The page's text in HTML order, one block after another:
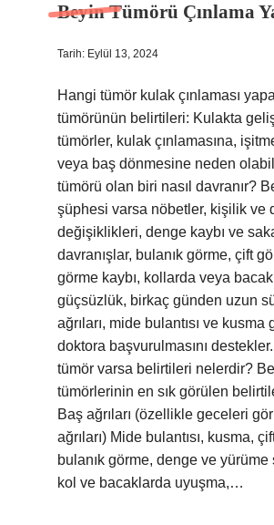
Beyin Tümörü Çınlama
Tarih: Eylül 13, 2024
Hangi tümör kulak çınlaması
tümörünün belirtileri: Kulakta
tümörler, kulak çınlamasına,
veya baş dönmesine neden
tümörü olan biri nasıl davranır?
şüphesi varsa nöbetler, kişilik ve
değişiklikleri, denge kaybı ve
davranışlar, bulanık görme, çift
görme kaybı, kollarda veya
güçsüzlük, birkaç günden uzun
ağrıları, mide bulantısı ve
doktora başvurulmasını
tümör varsa belirtileri nelerdir?
tümörlerinin en sık görülen
Baş ağrıları (özellikle geceleri
ağrıları) Mide bulantısı, kusma,
bulanık görme, denge ve yürüme
kol ve bacaklarda uyuşma,…